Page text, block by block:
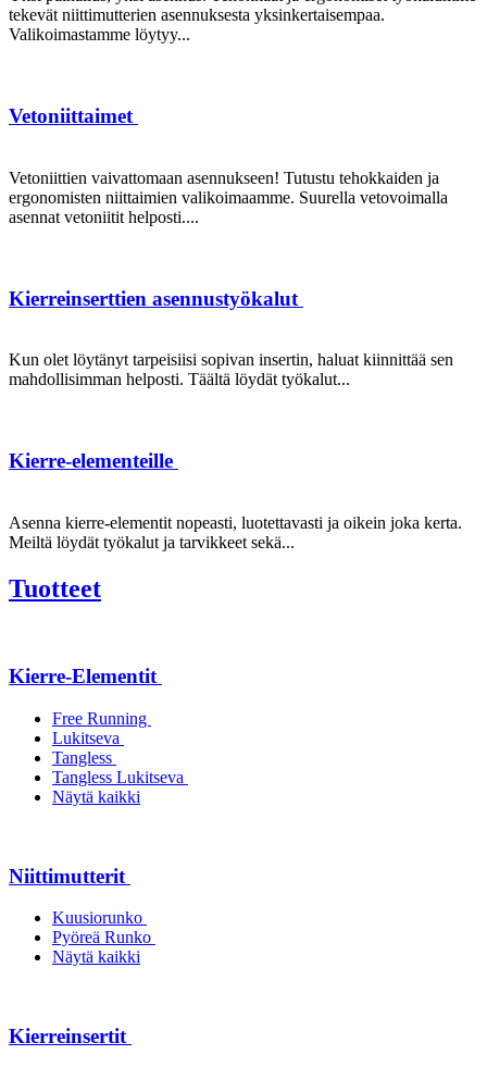
tekevät niittimutterien asennuksesta yksinkertaisempaa.
Valikoimastamme löytyy...
Vetoniittaimet
Vetoniittien vaivattomaan asennukseen! Tutustu tehokkaiden ja
ergonomisten niittaimien valikoimaamme. Suurella vetovoimalla
asennat vetoniitit helposti....
Kierreinserttien asennustyökalut
Kun olet löytänyt tarpeisiisi sopivan insertin, haluat kiinnittää sen
mahdollisimman helposti. Täältä löydät työkalut...
Kierre-elementeille
Asenna kierre-elementit nopeasti, luotettavasti ja oikein joka kerta.
Meiltä löydät työkalut ja tarvikkeet sekä...
Tuotteet
Kierre-Elementit
Free Running
Lukitseva
Tangless
Tangless Lukitseva
Näytä kaikki
Niittimutterit
Kuusiorunko
Pyöreä Runko
Näytä kaikki
Kierreinsertit